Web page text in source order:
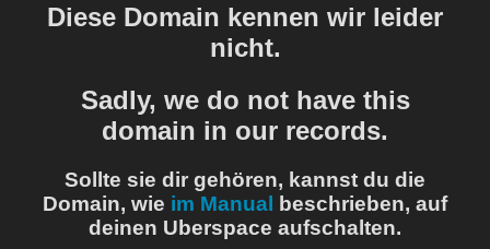
Diese Domain kennen wir leider
nicht.
Sadly, we do not have this
domain in our records.
Sollte sie dir gehören, kannst du die
Domain, wie im Manual beschrieben, auf
deinen Uberspace aufschalten.